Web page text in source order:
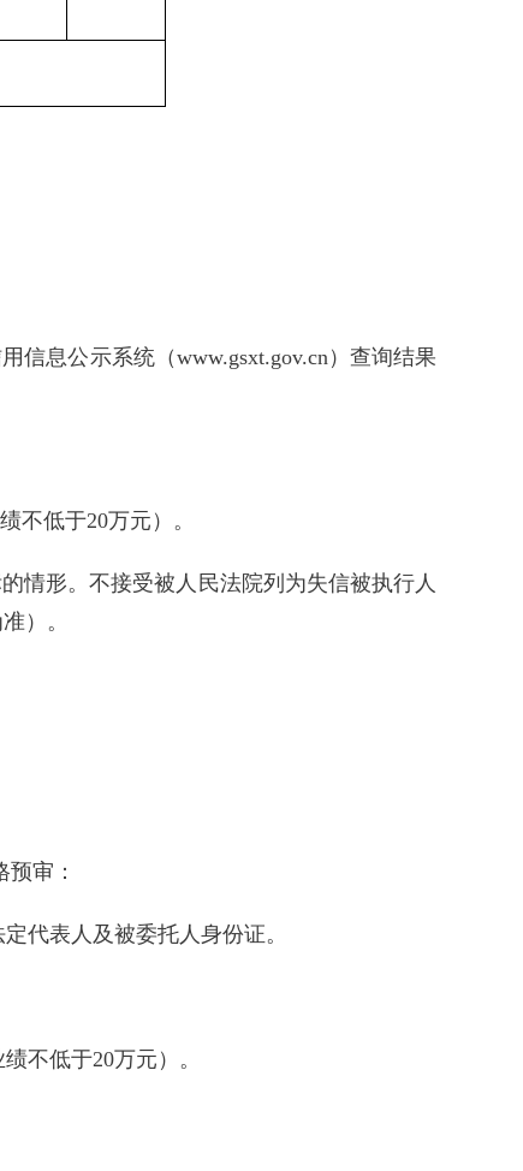
信息公示系统（www.gsxt.gov.cn）查询结果
不低于20万元）。
情形。不接受被人民法院列为失信被执行人
）。
审：
代表人及被委托人身份证。
不低于20万元）。